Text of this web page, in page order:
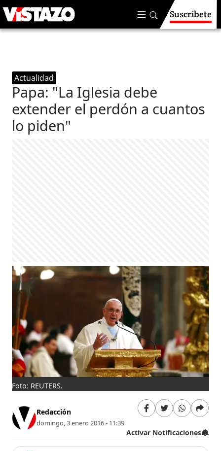
Suscríbete
Actualidad
Papa: "La Iglesia debe
extender el perdón a cuantos
lo piden"
Foto: REUTERS.
Redacción
domingo, 3 enero 2016 - 11:39
Activar Notificaciones